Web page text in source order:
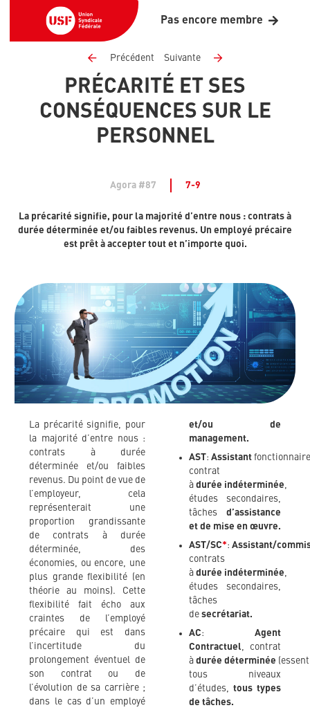
Pas encore membre
Précédent Suivante
PRÉCARITÉ ET SES
CONSÉQUENCES SUR LE
PERSONNEL
Agora #87 7-9
La précarité signifie, pour la majorité d’entre nous : contrats à
durée déterminée et/ou faibles revenus. Un employé précaire
est prêt à accepter tout et n’importe quoi.
La précarité signifie, pour
la majorité d’entre nous :
contrats à durée
déterminée et/ou faibles
revenus. Du point de vue de
l’employeur, cela
représenterait une
proportion grandissante
de contrats à durée
déterminée, des
économies, ou encore, une
plus grande flexibilité (en
théorie au moins). Cette
flexibilité fait écho aux
craintes de l’employé
précaire qui est dans
l’incertitude du
prolongement éventuel de
son contrat ou de
l’évolution de sa carrière ;
dans le cas d’un employé
et/ou de
management.
AST: Assistant
contrat
à durée indéterminée,
études secondaires,
tâches d’assistance
et de mise en œuvre.
AST/SC*: Assistant/
contrats
à durée indéterminée,
études secondaires,
tâches
de secrétariat.
AC: Agent
Contractuel, contrat
à durée déterminée
tous niveaux
d’études, tous types
de tâches.